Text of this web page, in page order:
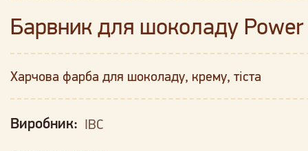
Барвник для шоколаду
Харчова фарба для шоколаду, крему, тіста
Виробник: IBC